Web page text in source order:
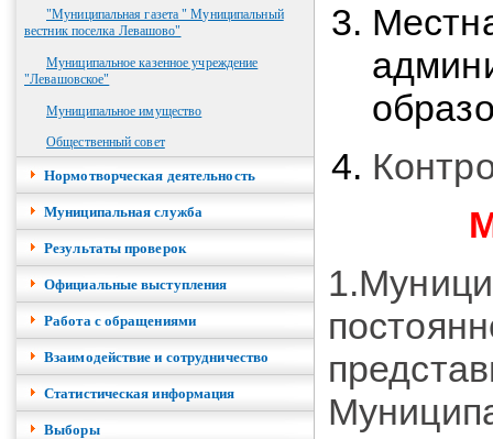
"Муниципальная газета " Муниципальный
вестник поселка Левашово"
Муниципальное казенное учреждение
"Левашовское"
Муниципальное имущество
Общественный совет
Нормотворческая деятельность
Муниципальная служба
Результаты проверок
Официальные выступления
Работа с обращениями
Взаимодействие и сотрудничество
Cтатистическая информация
Выборы
о